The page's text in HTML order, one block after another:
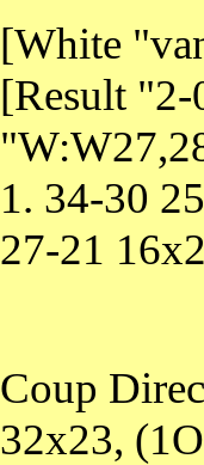
[White
[Result
1. 34-30
27-21
Coup
32x23,